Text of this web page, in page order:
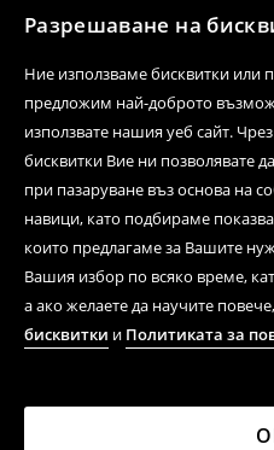
Разрешаване на
Ние използваме бисквитки или
предложим най-доброто
използвате нашия уеб сайт.
бисквитки Вие ни позволявате
при пазаруване въз основа на
навици, като подбираме
които предлагаме за Вашите
Вашия избор по всяко време,
а ако желаете да научите
бисквитки и Политиката за